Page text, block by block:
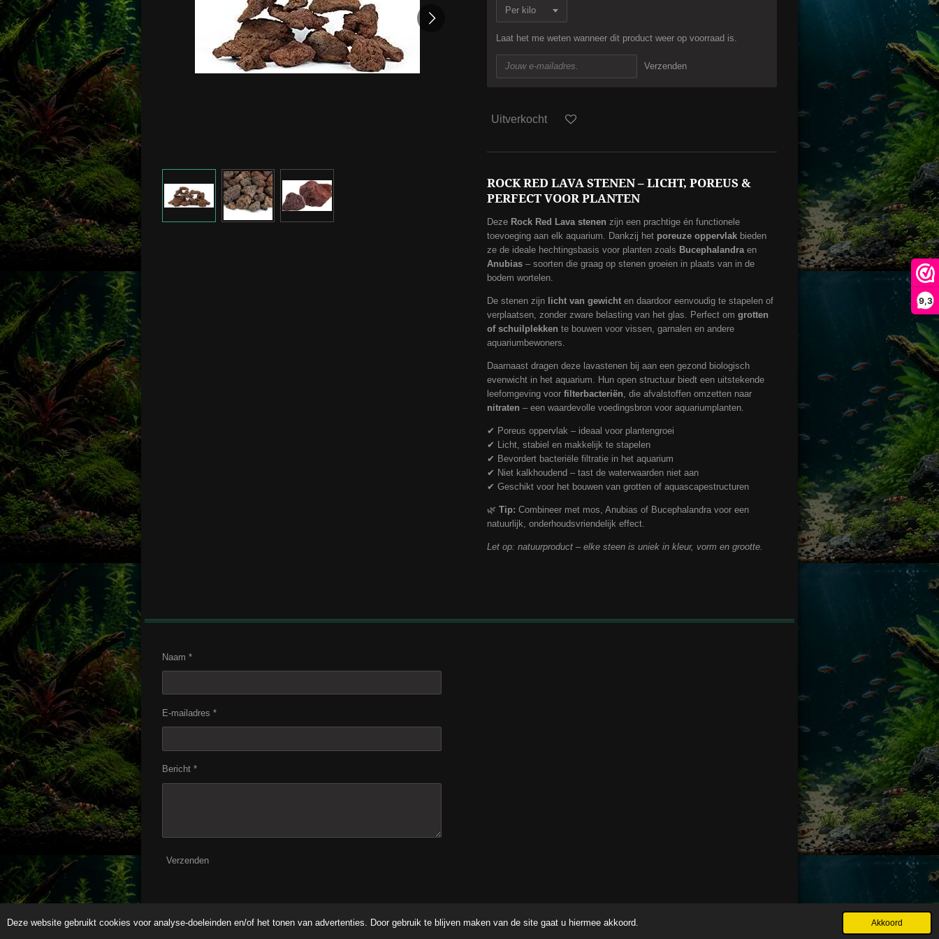
Deze website gebruikt cookies voor analyse-doeleinden en/of het tonen van advertenties. Door gebruik te blijven maken van de site gaat u hiermee akkoord. Akkoord
9,3
Laat het me weten wanneer dit product weer op voorraad is.
Verzenden
Uitverkocht
ROCK RED LAVA STENEN – LICHT, POREUS &
PERFECT VOOR PLANTEN
Deze Rock Red Lava stenen zijn een prachtige én functionele
toevoeging aan elk aquarium. Dankzij het poreuze oppervlak bieden
ze de ideale hechtingsbasis voor planten zoals Bucephalandra en
Anubias – soorten die graag op stenen groeien in plaats van in de
bodem wortelen.
De stenen zijn licht van gewicht en daardoor eenvoudig te stapelen of
verplaatsen, zonder zware belasting van het glas. Perfect om grotten
of schuilplekken te bouwen voor vissen, garnalen en andere
aquariumbewoners.
Daarnaast dragen deze lavastenen bij aan een gezond biologisch
evenwicht in het aquarium. Hun open structuur biedt een uitstekende
leefomgeving voor filterbacteriën , die afvalstoffen omzetten naar
nitraten – een waardevolle voedingsbron voor aquariumplanten.
✔ Poreus oppervlak – ideaal voor plantengroei
✔ Licht, stabiel en makkelijk te stapelen
✔ Bevordert bacteriële filtratie in het aquarium
✔ Niet kalkhoudend – tast de waterwaarden niet aan
✔ Geschikt voor het bouwen van grotten of aquascapestructuren
🌿 Tip: Combineer met mos, Anubias of Bucephalandra voor een
natuurlijk, onderhoudsvriendelijk effect.
Let op: natuurproduct – elke steen is uniek in kleur, vorm en grootte.
Naam *
E-mailadres *
Bericht *
Verzenden